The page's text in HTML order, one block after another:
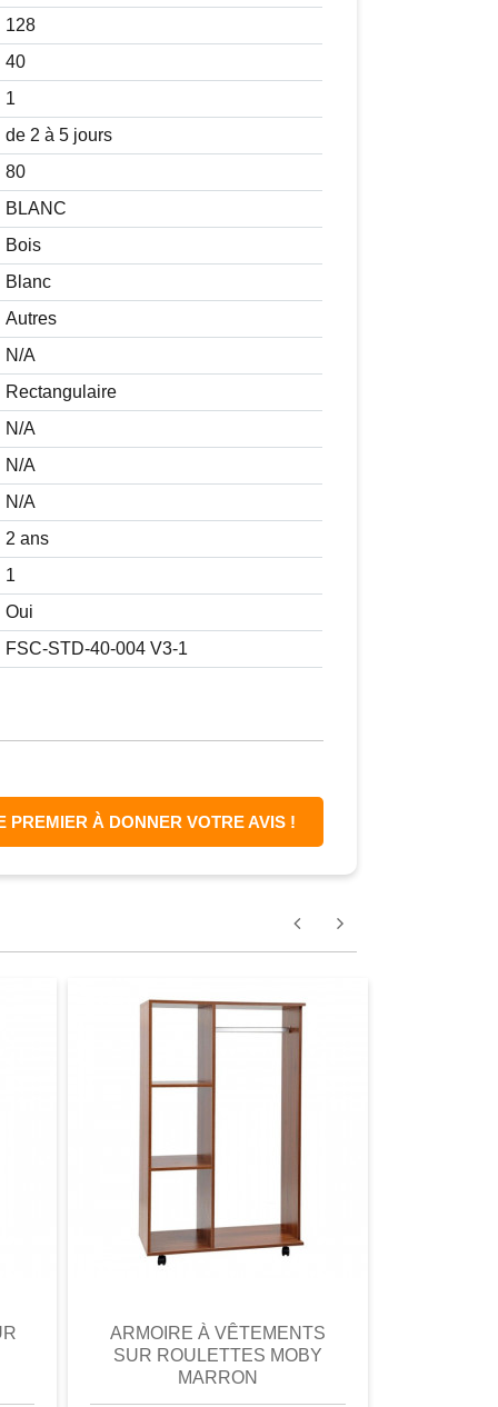
128
40
1
de 2 à 5 jours
80
BLANC
Bois
Blanc
Autres
N/A
Rectangulaire
N/A
N/A
N/A
2 ans
1
Oui
FSC-STD-40-004 V3-1
PREMIER À DONNER VOTRE AVIS !
aperçu
ARMOIRE À VÊTEMENTS
SUR ROULETTES MOBY
MARRON